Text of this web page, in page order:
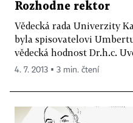
Rozhodne rektor
Vědecká rada Univerzity
byla spisovatelovi
vědecká hodnost Dr.h.c.
4. 7. 2013 ▪ 3 min. čtení